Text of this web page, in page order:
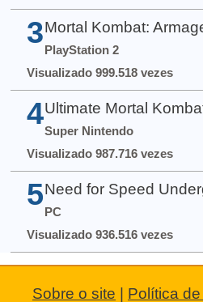
3 Mortal Kombat:
PlayStation 2
Visualizado 999.518 vezes
4 Ultimate Mortal
Super Nintendo
Visualizado 987.716 vezes
5 Need for Speed
PC
Visualizado 936.516 vezes
Sobre o site | Política